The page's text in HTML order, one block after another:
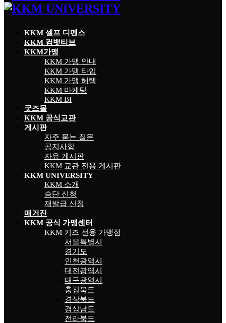
KKM 셀프 디펜스
KKM 컴뱃티브
KKM가맹
KKM 가맹 안내
KKM 가맹 타입
KKM 가맹 혜택
KKM 마케팅
KKM BI
굿즈몰
KKM 공식교관
게시판
자주 묻는 질문
공지사항
자유 게시판
KKM 교관 전용 게시판
KKM UNIVERSITY
KKM 소개
승단 신청
재발급 신청
매거진
KKM 공식 가맹센터
KKM 키즈 전용 가맹점
서울특별시
경기도
인천광역시
대전광역시
대구광역시
충청북도
경상북도
경상남도
전라북도